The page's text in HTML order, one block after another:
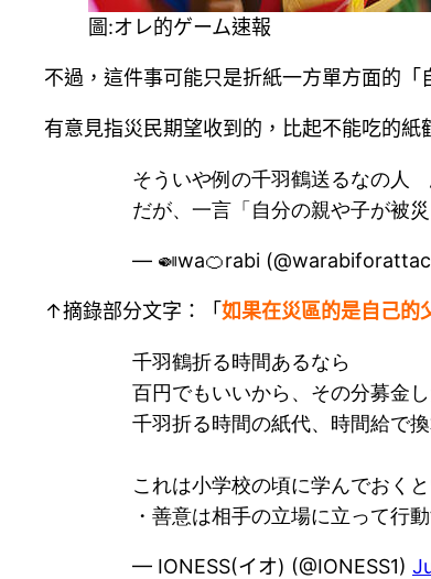
圖:オレ的ゲーム速報
不過，這件事可能只是折紙一方單方面的「
有意見指災民期望收到的，比起不能吃的
そういや例の千羽鶴送るなの人
だが、一言「自分の親や子が被
— 🍛wa🍊rabi
↑摘錄部分文字：「 如果在災區的是自己的
千羽鶴折る時間あるなら
百円でもいいから、その分募金
千羽折る時間の紙代、時間給で
これは小学校の頃に学んでおく
・善意は相手の立場に立って行
— IONESS(イオ) (@IONESS1)